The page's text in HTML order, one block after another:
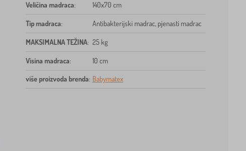
Veličina madraca: 140x70 cm
Tip madraca: Antibakterijski madrac, pjenasti madrac
MAKSIMALNA TEŽINA: 25 kg
Visina madraca: 10 cm
više proizvoda brenda: Babymatex